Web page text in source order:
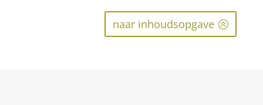
naar inhoudsopgave